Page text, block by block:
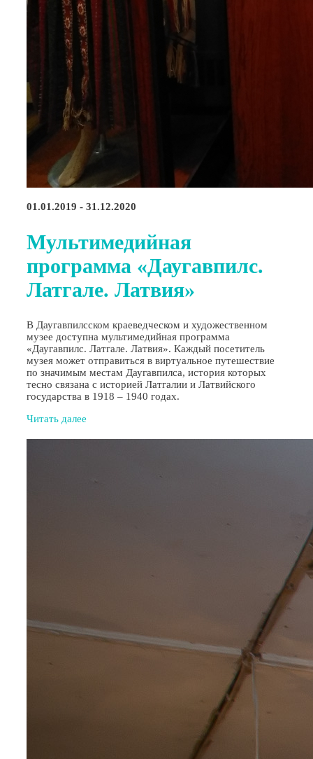
01.01.2019 - 31.12.2020
Мультимедийная
программа «Даугавпилс.
Латгале. Латвия»
В Даугавпилсском краеведческом и художественном
музее доступна мультимедийная программа
«Даугавпилс. Латгале. Латвия». Каждый посетитель
музея может отправиться в виртуальное путешествие
по значимым местам Даугавпилса, история которых
тесно связана с историей Латгалии и Латвийского
государства в 1918 – 1940 годах.
Читать далее